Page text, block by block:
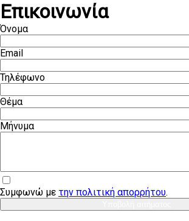
Επικοινωνία
Όνομα
Email
Τηλέφωνο
Θέμα
Μήνυμα
Συμφωνώ με την πολιτική απορρήτου.